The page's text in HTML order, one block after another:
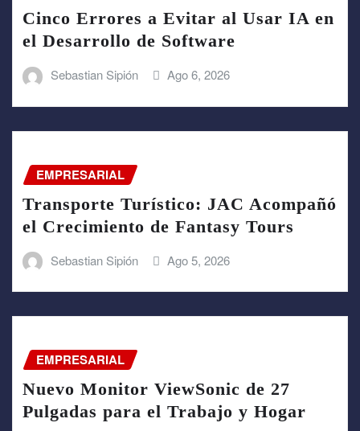
Cinco Errores a Evitar al Usar IA en
el Desarrollo de Software
Sebastian Sipión Ago 6, 2026
EMPRESARIAL
Transporte Turístico: JAC Acompañó
el Crecimiento de Fantasy Tours
Sebastian Sipión Ago 5, 2026
EMPRESARIAL
Nuevo Monitor ViewSonic de 27
Pulgadas para el Trabajo y Hogar